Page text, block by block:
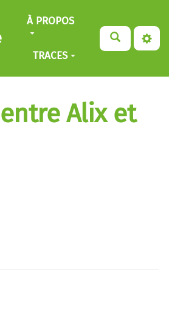
À PROPOS
TRACES
Alix et